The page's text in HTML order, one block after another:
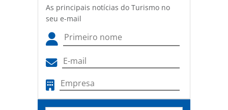
As principais notícias do Turismo no
seu e-mail